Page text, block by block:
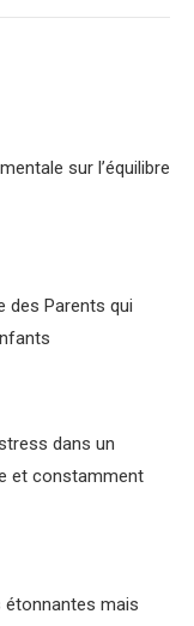
sur l’équilibre
des Parents qui
dans un
et constamment
mais